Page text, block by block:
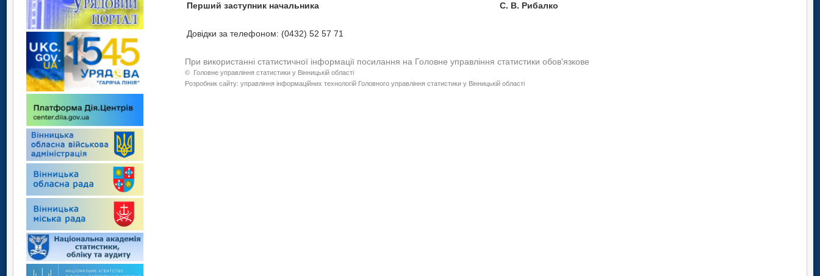
Перший заступник начальника С. В. Рибалко
Довідки за телефоном: (0432) 52 57 71
При використанні статистичної інформації посилання на Головне управління статистики обов'язкове
© Головне управління статистики у Вінницькій області
Розробник сайту: управління інформаційних технологій Головного управління статистики у Вінницькій області